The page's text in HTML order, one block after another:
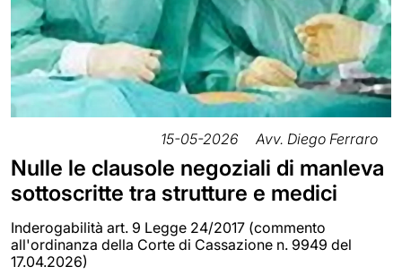
15-05-2026 Avv. Diego Ferraro
Nulle le clausole negoziali di manleva
sottoscritte tra strutture e medici
Inderogabilità art. 9 Legge 24/2017 (commento
all'ordinanza della Corte di Cassazione n. 9949 del
17.04.2026)